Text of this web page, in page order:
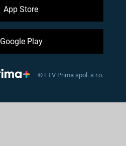
App Store
Google Play
© FTV Prima spol. s r.o.